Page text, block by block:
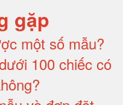
gặp
một số mẫu?
100 chiếc có